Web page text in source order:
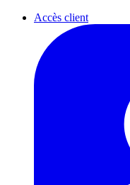
Accès client